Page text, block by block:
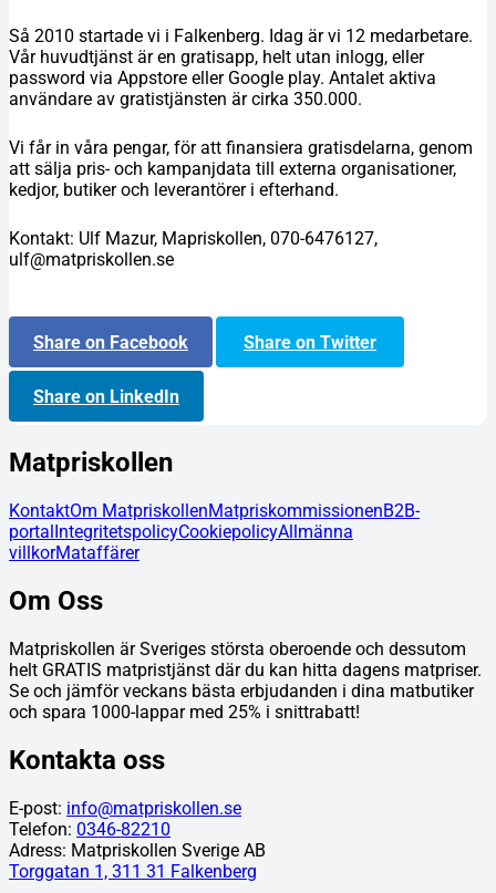
Så 2010 startade vi i Falkenberg. Idag är vi 12 medarbetare.
Vår huvudtjänst är en gratisapp, helt utan inlogg, eller
password via Appstore eller Google play. Antalet aktiva
användare av gratistjänsten är cirka 350.000.
Vi får in våra pengar, för att finansiera gratisdelarna, genom
att sälja pris- och kampanjdata till externa organisationer,
kedjor, butiker och leverantörer i efterhand.
Kontakt: Ulf Mazur, Mapriskollen, 070-6476127,
ulf@matpriskollen.se
Share on Facebook Share on Twitter
Share on LinkedIn
Matpriskollen
KontaktOm MatpriskollenMatpriskommissionenB2B-
portal IntegritetspolicyCookiepolicyAllmänna
villkorMataffärer
Om Oss
Matpriskollen är Sveriges största oberoende och dessutom
helt GRATIS matpristjänst där du kan hitta dagens matpriser.
Se och jämför veckans bästa erbjudanden i dina matbutiker
och spara 1000-lappar med 25% i snittrabatt!
Kontakta oss
E-post: info@matpriskollen.se
Telefon: 0346-82210
Adress: Matpriskollen Sverige AB
Torggatan 1, 311 31 Falkenberg